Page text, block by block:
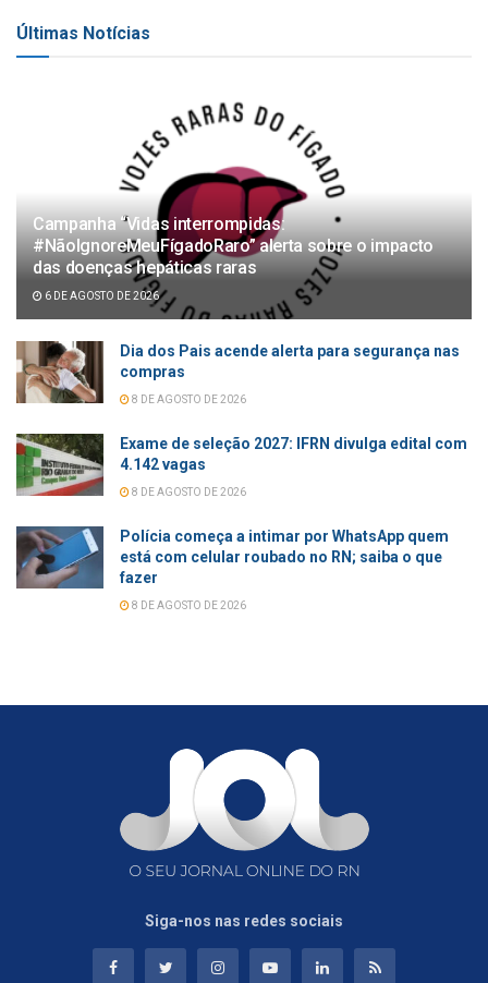
Últimas Notícias
Campanha “Vidas interrompidas:
#NãoIgnoreMeuFígadoRaro” alerta sobre o impacto
das doenças hepáticas raras
6 DE AGOSTO DE 2026
Dia dos Pais acende alerta para segurança nas
compras
8 DE AGOSTO DE 2026
Exame de seleção 2027: IFRN divulga edital com
4.142 vagas
8 DE AGOSTO DE 2026
Polícia começa a intimar por WhatsApp quem
está com celular roubado no RN; saiba o que
fazer
8 DE AGOSTO DE 2026
Siga-nos nas redes sociais